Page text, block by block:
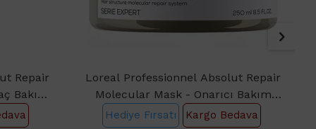
Repair
Bakım
Loreal Professionnel Absolut Repair
Molecular Mask - Onarıcı Bakım
Maskesi 250ml
Hediye Fırsatı Kargo Bedava